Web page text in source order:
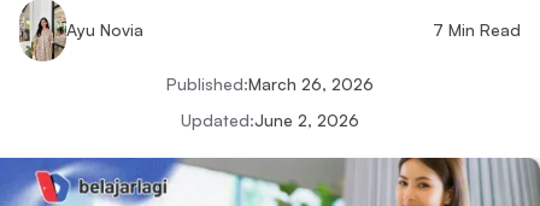
Ayu Novia 7 Min Read
Published:March 26, 2026
Updated:June 2, 2026